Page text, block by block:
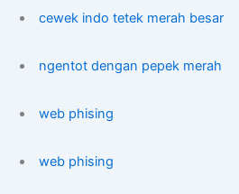
cewek indo tetek merah besar
ngentot dengan pepek merah
web phising
web phising